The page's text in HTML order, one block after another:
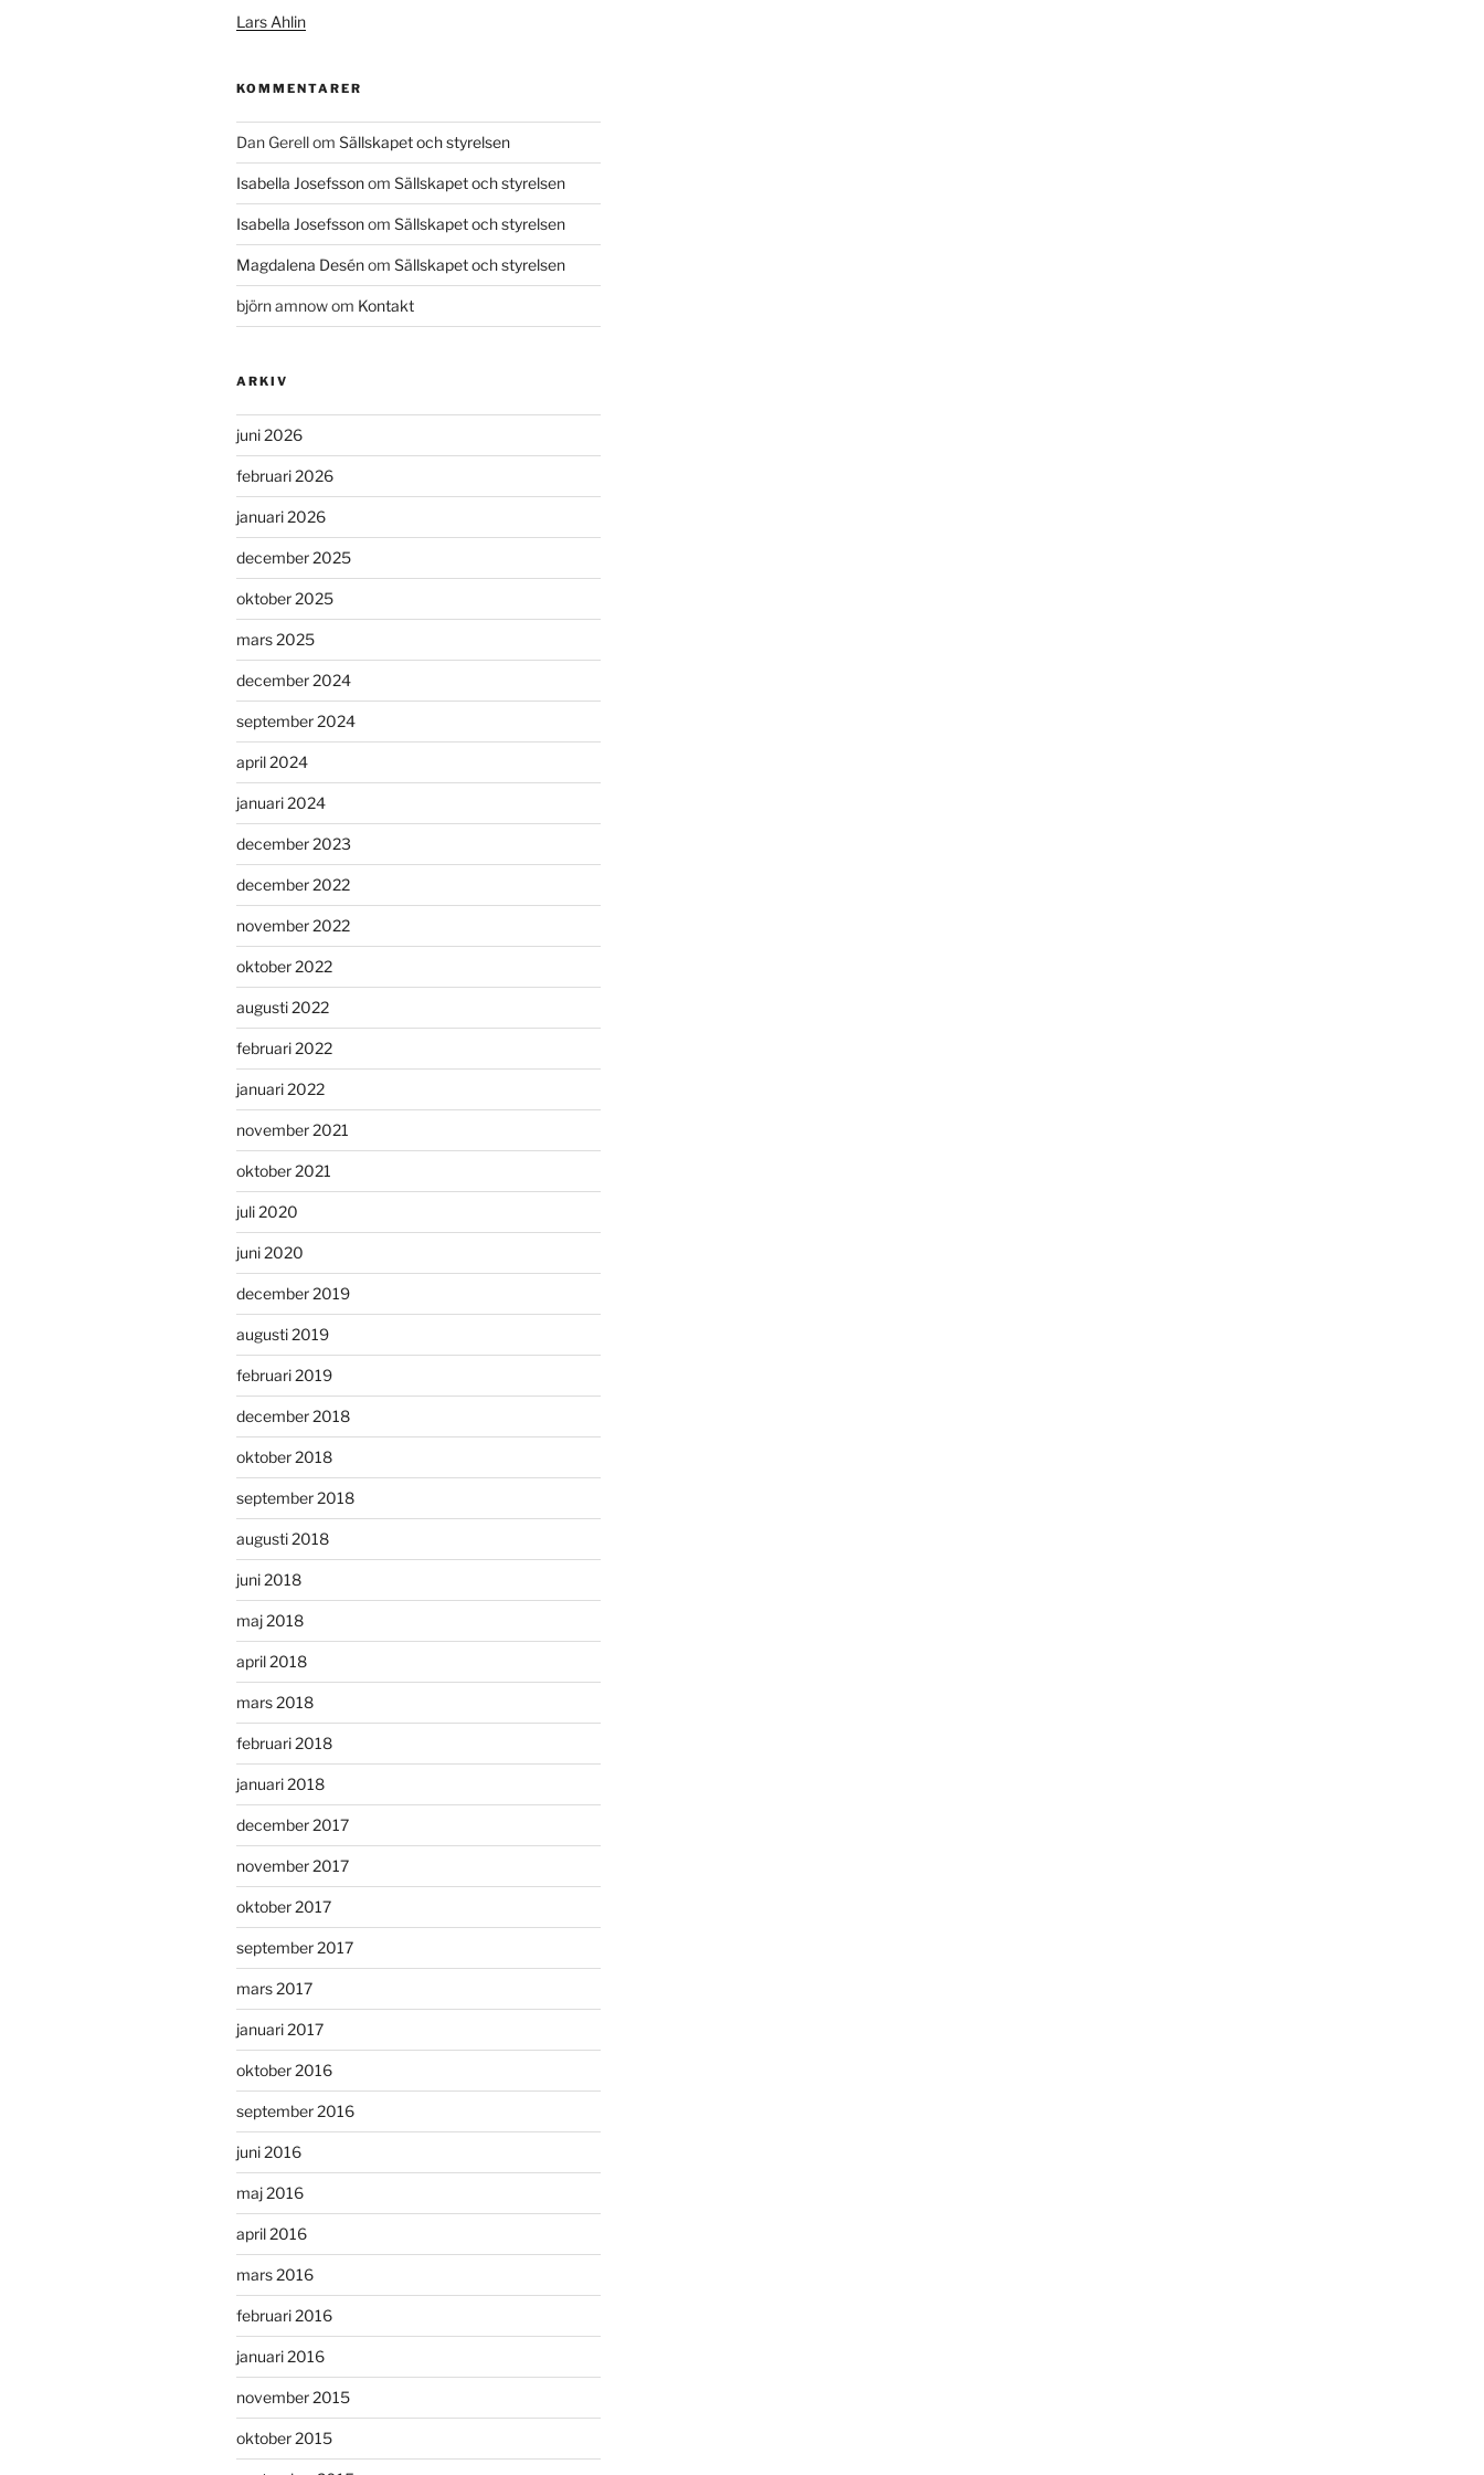
Lars Ahlin
KOMMENTARER
Dan Gerellom Sällskapet och styrelsen
Isabella Josefssonom Sällskapet och styrelsen
Isabella Josefssonom Sällskapet och styrelsen
Magdalena Desénom Sällskapet och styrelsen
björn amnowom Kontakt
ARKIV
juni 2026
februari 2026
januari 2026
december 2025
oktober 2025
mars 2025
december 2024
september 2024
april 2024
januari 2024
december 2023
december 2022
november 2022
oktober 2022
augusti 2022
februari 2022
januari 2022
november 2021
oktober 2021
juli 2020
juni 2020
december 2019
augusti 2019
februari 2019
december 2018
oktober 2018
september 2018
augusti 2018
juni 2018
maj 2018
april 2018
mars 2018
februari 2018
januari 2018
december 2017
november 2017
oktober 2017
september 2017
mars 2017
januari 2017
oktober 2016
september 2016
juni 2016
maj 2016
april 2016
mars 2016
februari 2016
januari 2016
november 2015
oktober 2015